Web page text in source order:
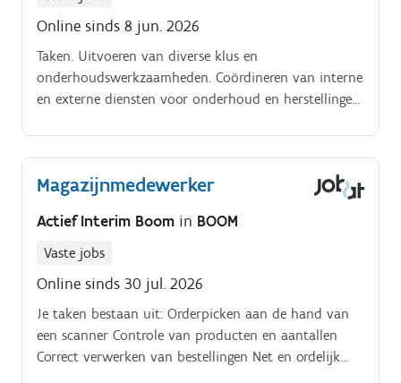
Online sinds 8 jun. 2026
Taken. Uitvoeren van diverse klus en
onderhoudswerkzaamheden. Coördineren van interne
en externe diensten voor onderhoud en herstellingen.
Magazijnmedewerker
Actief Interim Boom in BOOM
Vaste jobs
Online sinds 30 jul. 2026
Je taken bestaan uit: Orderpicken aan de hand van
een scanner Controle van producten en aantallen
Correct verwerken van bestellingen Net en ordelijk